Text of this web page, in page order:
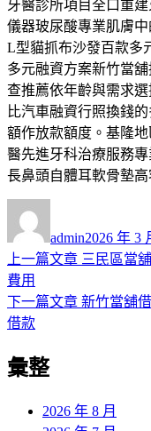
牙醫診所項目全口重
儀器玻尿酸專業肌膚
L型貓抓布沙發百款多
多元融資方案新竹當
查推薦依年齡與需求
比汽車融資行照換錢
額作放款額度。基隆
醫先進牙科治療服務
長鼻頭自體耳軟骨墊
者
admin佈
日
2026 年 3
文
章
導
覽
上一篇文章 上
篇
三民區當
費用
下一篇文章 下
新竹當舖
借款
彙整
2026 年 8 月